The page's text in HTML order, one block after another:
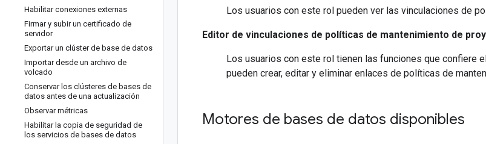
Habilitar conexiones externas
Firmar y subir un certificado de
servidor
Exportar un clúster de base de datos
Importar desde un archivo de
volcado
Conservar los clústeres de bases de
datos antes de una actualización
Observar métricas
Habilitar la copia de seguridad de
los servicios de bases de datos
Los usuarios con este rol pueden ver las vinculaciones de
Editor de vinculaciones de políticas de mantenimiento de
Los usuarios con este rol tienen las funciones que confiere
pueden crear, editar y eliminar enlaces de políticas de
Motores de bases de datos disponibles